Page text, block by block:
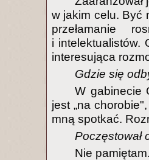
w jakim celu. Być
przełamanie
i intelektualistów.
interesująca
Gdzie się
W gabinecie
jest „na
mną spotkać.
Poczęstował
Nie